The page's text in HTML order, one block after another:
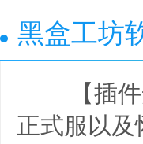
黑盒工坊
【插件安
正式服以及